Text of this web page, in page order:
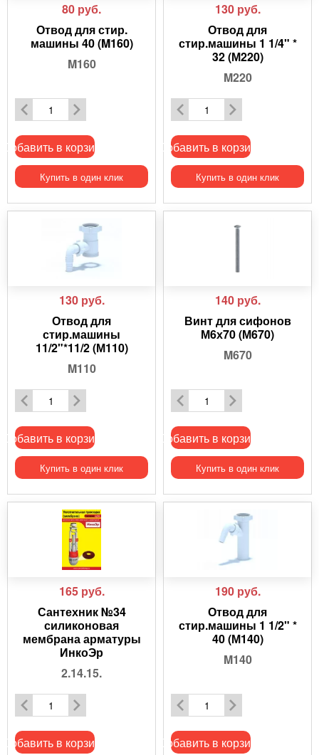
80 руб.
Отвод для стир.
машины 40 (M160)
M160
Добавить в корзину
Купить в один клик
130 руб.
Отвод для
стир.машины 1 1/4" *
32 (М220)
M220
Добавить в корзину
Купить в один клик
130 руб.
Отвод для
стир.машины
11/2"*11/2 (М110)
M110
Добавить в корзину
Купить в один клик
140 руб.
Винт для сифонов
М6х70 (М670)
M670
Добавить в корзину
Купить в один клик
165 руб.
Сантехник №34
силиконовая
мембрана арматуры
ИнкоЭр
2.14.15.
Добавить в корзину
190 руб.
Отвод для
стир.машины 1 1/2" *
40 (М140)
M140
Добавить в корзину